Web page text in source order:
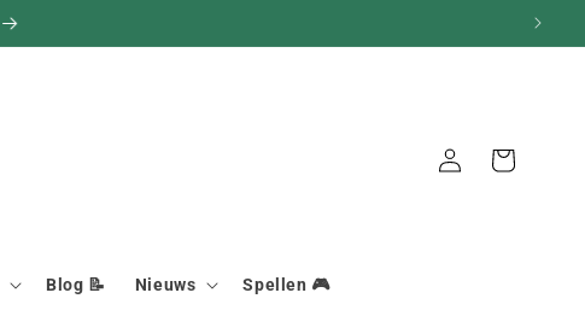
Blog 📝 Nieuws Spellen 🎮
AansluitingMand